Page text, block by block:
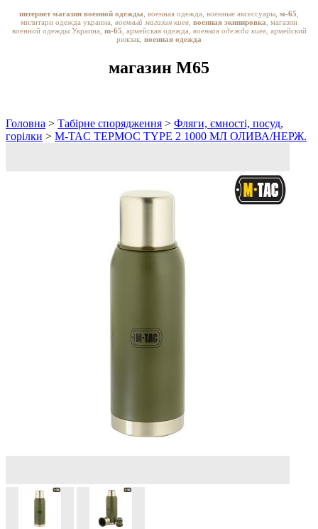
интернет магазин военной одежды , военная одежда, военные аксессуары, м-65
милитари одежда украина, военный магазин киев, военная экипировка , магазин
военной одежды Украина, m-65 , армейская одежда, военная одежда киев, армейский
рюкзак, военная одежда
магазин M65
Головна > Табірне спорядження > Фляги, ємності, посуд,
горілки > M-TAC ТЕРМОС TYPE 2 1000 МЛ ОЛИВА/НЕРЖ.